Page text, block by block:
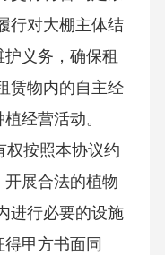
行对大棚主体结
义务，确保租
赁物内的自主经
经营活动。
权按照本协议约
展合法的植物
进行必要的设施
甲方书面同